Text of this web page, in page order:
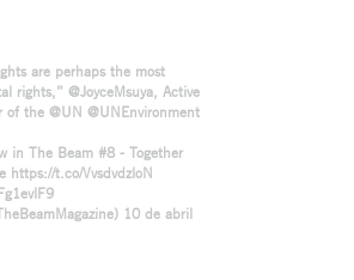
are perhaps the most
rights,” @JoyceMsuya, Active
of the @UN @UNEnvironment
in The Beam #8 - Together
https://t.co/VvsdvdzloN
10 de abril